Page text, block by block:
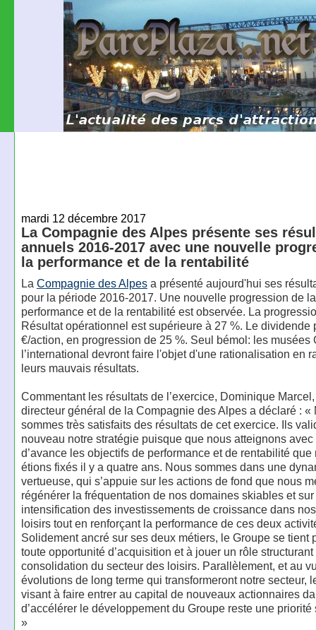
mardi 12 décembre 2017
La Compagnie des Alpes présente ses
annuels 2016-2017 avec une nouvelle
la performance et de la rentabilité
La Compagnie des Alpesa présenté aujourd'hui ses
pour la période 2016-2017. Une nouvelle progression de la
performance et de la rentabilité est observée. La
Résultat opérationnel est supérieure à 27 %. Le dividende
€/action, en progression de 25 %. Seul bémol: les musées
l’international devront faire l'objet d'une rationalisation en
leurs mauvais résultats.
Commentant les résultats de l’exercice, Dominique
directeur général de la Compagnie des Alpes a déclaré : «
sommes très satisfaits des résultats de cet exercice. Ils
nouveau notre stratégie puisque que nous atteignons
d’avance les objectifs de performance et de rentabilité que
étions fixés il y a quatre ans. Nous sommes dans une
vertueuse, qui s’appuie sur les actions de fond que nous
régénérer la fréquentation de nos domaines skiables et
intensification des investissements de croissance dans
loisirs tout en renforçant la performance de ces deux
Solidement ancré sur ses deux métiers, le Groupe se tient
toute opportunité d’acquisition et à jouer un rôle
consolidation du secteur des loisirs. Parallèlement, et au
évolutions de long terme qui transformeront notre secteur,
visant à faire entrer au capital de nouveaux actionnaires
d’accélérer le développement du Groupe reste une priorité
»